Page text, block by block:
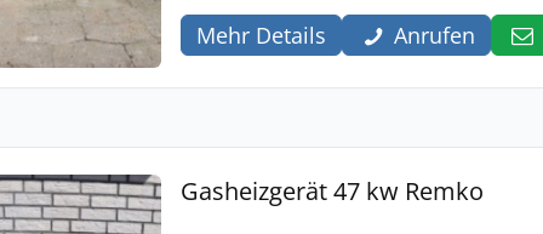
Mehr Details Anrufen
Gasheizgerät 47 kw Remko